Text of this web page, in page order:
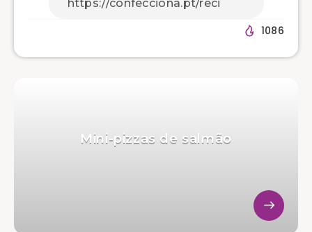
1086
Mini-pizzas de salmão